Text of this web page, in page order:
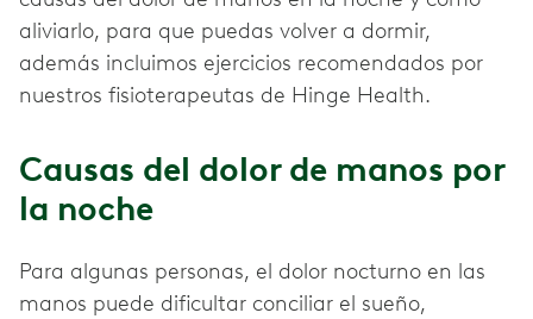
aliviarlo, para que puedas volver a dormir,
además incluimos ejercicios recomendados por
nuestros fisioterapeutas de Hinge Health.
Causas del dolor de manos por
la noche
Para algunas personas, el dolor nocturno en las
manos puede dificultar conciliar el sueño,